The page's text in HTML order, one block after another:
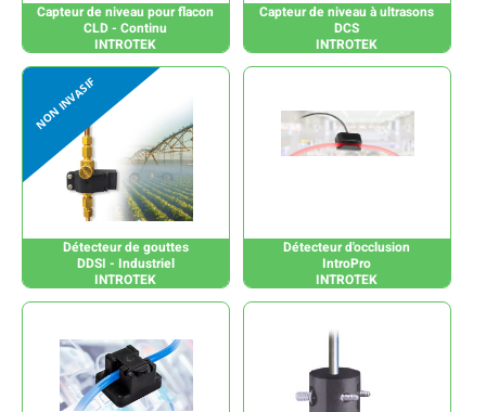
Capteur de niveau pour flacon
CLD - Continu
INTROTEK
Capteur de niveau à ultrasons
DCS
INTROTEK
Détecteur de gouttes
DDSI - Industriel
INTROTEK
Détecteur d'occlusion
IntroPro
INTROTEK